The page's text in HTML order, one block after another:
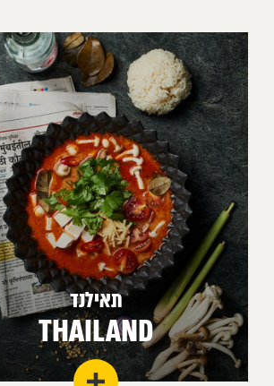
תאילנד
THAILAND
חריף, חמוץ, מתוק ומלוח בו זמנית מעניקים
אקזוטית מהמזרח עם מנות דגל עוצרות